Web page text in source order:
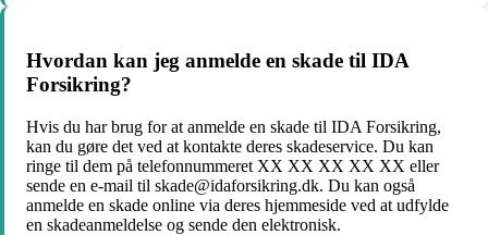
Hvordan kan jeg anmelde en skade til IDA
Forsikring?
Hvis du har brug for at anmelde en skade til IDA Forsikring,
kan du gøre det ved at kontakte deres skadeservice. Du kan
ringe til dem på telefonnummeret XX XX XX XX XX eller
sende en e-mail til skade@idaforsikring.dk. Du kan også
anmelde en skade online via deres hjemmeside ved at udfylde
en skadeanmeldelse og sende den elektronisk.